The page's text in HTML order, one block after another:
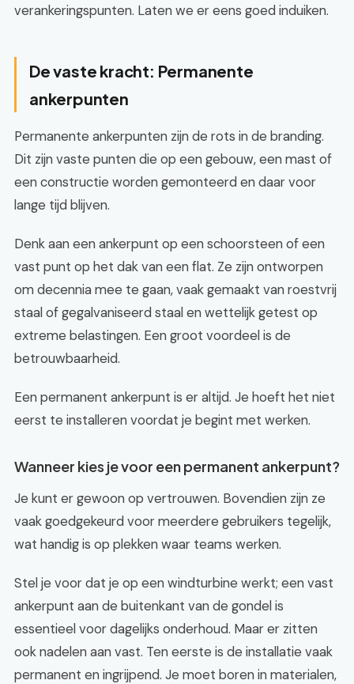
verankeringspunten. Laten we er eens goed induiken.
De vaste kracht: Permanente
ankerpunten
Permanente ankerpunten zijn de rots in de branding.
Dit zijn vaste punten die op een gebouw, een mast of
een constructie worden gemonteerd en daar voor
lange tijd blijven.
Denk aan een ankerpunt op een schoorsteen of een
vast punt op het dak van een flat. Ze zijn ontworpen
om decennia mee te gaan, vaak gemaakt van roestvrij
staal of gegalvaniseerd staal en wettelijk getest op
extreme belastingen. Een groot voordeel is de
betrouwbaarheid.
Een permanent ankerpunt is er altijd. Je hoeft het niet
eerst te installeren voordat je begint met werken.
Wanneer kies je voor een permanent ankerpunt?
Je kunt er gewoon op vertrouwen. Bovendien zijn ze
vaak goedgekeurd voor meerdere gebruikers tegelijk,
wat handig is op plekken waar teams werken.
Stel je voor dat je op een windturbine werkt; een vast
ankerpunt aan de buitenkant van de gondel is
essentieel voor dagelijks onderhoud. Maar er zitten
ook nadelen aan vast. Ten eerste is de installatie vaak
permanent en ingrijpend. Je moet boren in materialen,